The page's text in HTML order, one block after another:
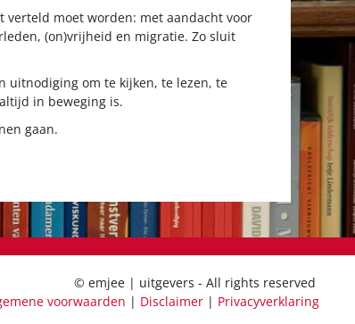
verteld moet worden: met aandacht voor
(on)vrijheid en migratie. Zo sluit
uitnodiging om te kijken, te lezen, te
in beweging is.
gaan.
© emjee | uitgevers - All rights reserved
voorwaarden | Disclaimer | Privacyverklaring